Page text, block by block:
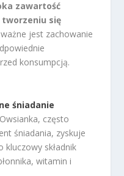
zawartość
tworzeniu się
jest zachowanie
konsumpcją.
śniadanie
Owsianka, często
śniadania, zyskuje
składnik
witamin i